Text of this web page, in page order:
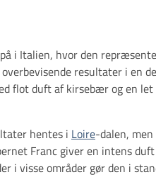
i Italien, hvor den
resultater i en
flot duft af kirsebær og en
hentes i Loire-dalen,
Franc giver en intens
i visse områder gør den i